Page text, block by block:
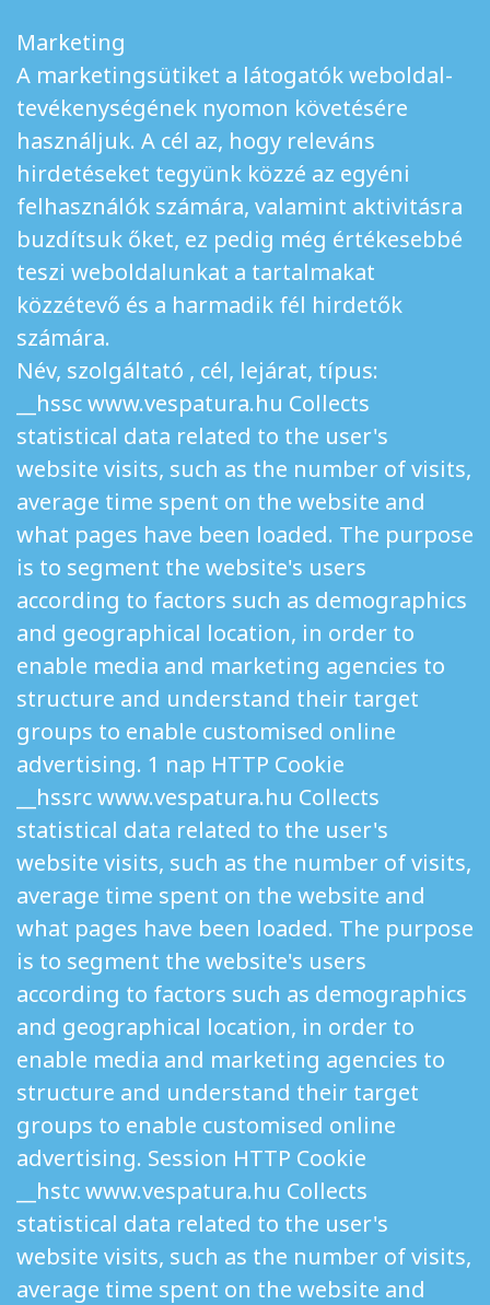
Marketing
A marketingsütiket a látogatók weboldal-
tevékenységének nyomon követésére
használjuk. A cél az, hogy releváns
hirdetéseket tegyünk közzé az egyéni
felhasználók számára, valamint aktivitásra
buzdítsuk őket, ez pedig még értékesebbé
teszi weboldalunkat a tartalmakat
közzétevő és a harmadik fél hirdetők
számára.
Név, szolgáltató , cél, lejárat, típus:
__hssc www.vespatura.hu Collects
statistical data related to the user's
website visits, such as the number of visits,
average time spent on the website and
what pages have been loaded. The purpose
is to segment the website's users
according to factors such as demographics
and geographical location, in order to
enable media and marketing agencies to
structure and understand their target
groups to enable customised online
advertising. 1 nap HTTP Cookie
__hssrc www.vespatura.hu Collects
statistical data related to the user's
website visits, such as the number of visits,
average time spent on the website and
what pages have been loaded. The purpose
is to segment the website's users
according to factors such as demographics
and geographical location, in order to
enable media and marketing agencies to
structure and understand their target
groups to enable customised online
advertising. Session HTTP Cookie
__hstc www.vespatura.hu Collects
statistical data related to the user's
website visits, such as the number of visits,
average time spent on the website and